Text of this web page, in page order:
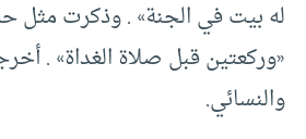
له بيت في الجنة» . وذكرت مثل
«وركعتين قبل صلاة الغداة» .
والنسائي.